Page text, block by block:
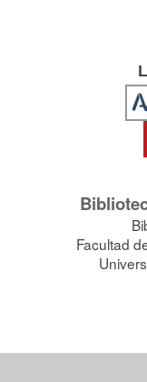
Facultad